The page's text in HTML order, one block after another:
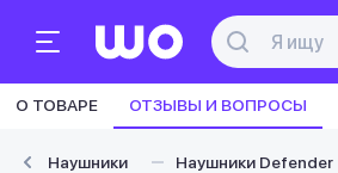
О ТОВАРЕ ОТЗЫВЫ И ВОПРОСЫ
Наушники Наушники Defender